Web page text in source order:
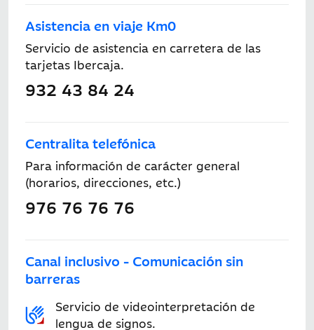
Asistencia en viaje Km0
Servicio de asistencia en carretera de las
tarjetas Ibercaja.
932 43 84 24
Centralita telefónica
Para información de carácter general
(horarios, direcciones, etc.)
976 76 76 76
Canal inclusivo - Comunicación sin
barreras
Servicio de videointerpretación de
lengua de signos.